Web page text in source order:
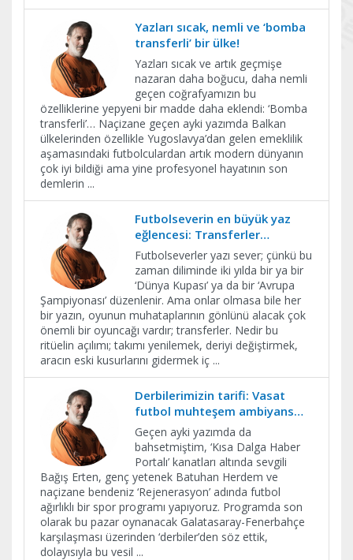
Yazları sıcak, nemli ve ‘bomba
transferli’ bir ülke!
Yazları sıcak ve artık geçmişe
nazaran daha boğucu, daha nemli
geçen coğrafyamızın bu
özelliklerine yepyeni bir madde daha eklendi: ‘Bomba
transferli’… Naçizane geçen ayki yazımda Balkan
ülkelerinden özellikle Yugoslavya’dan gelen emeklilik
aşamasındaki futbolculardan artık modern dünyanın
çok iyi bildiği ama yine profesyonel hayatının son
demlerin ...
Futbolseverin en büyük yaz
eğlencesi: Transferler…
Futbolseverler yazı sever; çünkü bu
zaman diliminde iki yılda bir ya bir
‘Dünya Kupası’ ya da bir ‘Avrupa
Şampiyonası’ düzenlenir. Ama onlar olmasa bile her
bir yazın, oyunun muhataplarının gönlünü alacak çok
önemli bir oyuncağı vardır; transferler. Nedir bu
ritüelin açılımı; takımı yenilemek, deriyi değiştirmek,
aracın eski kusurlarını gidermek iç ...
Derbilerimizin tarifi: Vasat
futbol muhteşem ambiyans…
Geçen ayki yazımda da
bahsetmiştim, ‘Kısa Dalga Haber
Portalı’ kanatları altında sevgili
Bağış Erten, genç yetenek Batuhan Herdem ve
naçizane bendeniz ‘Rejenerasyon’ adında futbol
ağırlıklı bir spor programı yapıyoruz. Programda son
olarak bu pazar oynanacak Galatasaray-Fenerbahçe
karşılaşması üzerinden ‘derbiler’den söz ettik,
dolayısıyla bu vesil ...